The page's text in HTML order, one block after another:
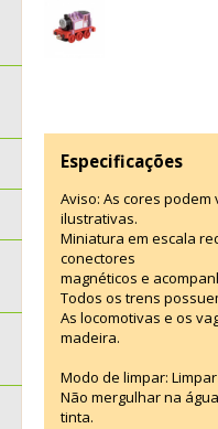
Especificações
Aviso: As cores
ilustrativas.
Miniatura em escala
conectores
magnéticos e
Todos os trens
As locomotivas e os
madeira.
Modo de limpar:
Não mergulhar na
tinta.